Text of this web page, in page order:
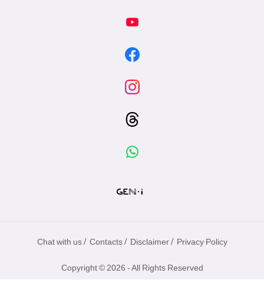
Chat with us / Contacts / Disclaimer / Privacy Policy
Copyright © 2026 - All Rights Reserved